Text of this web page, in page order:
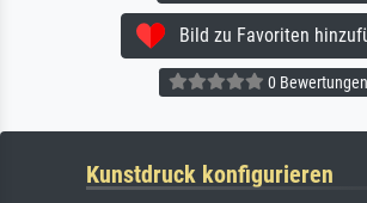
Bild zu Favoriten
0 Bewertungen
Kunstdruck konfigurieren